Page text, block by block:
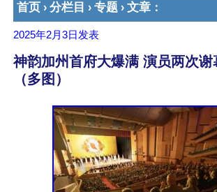
首页 › 分栏目 › 专题 › 文章 ：
2025年2月3日 发表
神韵加州首府大爆满 演员两次谢
（多图）